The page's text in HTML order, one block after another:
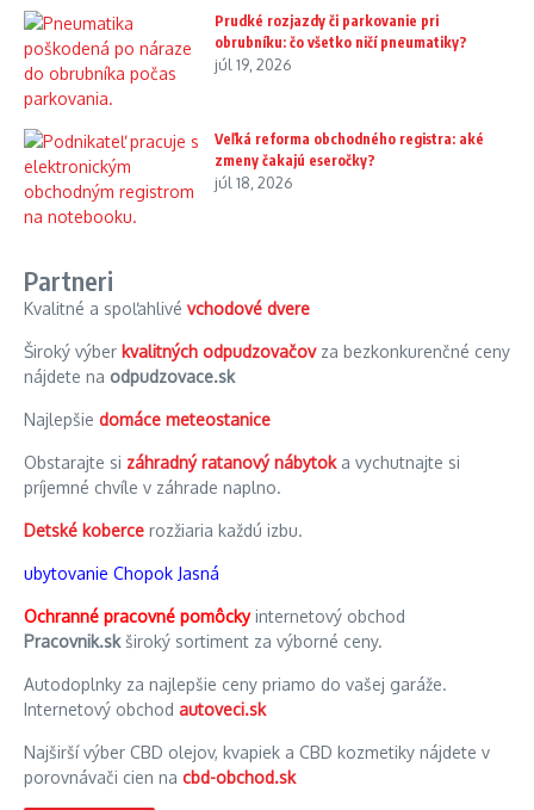
Prudké rozjazdy či parkovanie pri
obrubníku: čo všetko ničí pneumatiky?
júl 19, 2026
Veľká reforma obchodného registra: aké
zmeny čakajú eseročky?
júl 18, 2026
Partneri
Kvalitné a spoľahlivé vchodové dvere
Široký výber kvalitných odpudzovačovza bezkonkurenčné ceny
nájdete na odpudzovace.sk
Najlepšie domáce meteostanice
Obstarajte si záhradný ratanový nábytoka vychutnajte si
príjemné chvíle v záhrade naplno.
Detské koberce rozžiaria každú izbu.
ubytovanie Chopok Jasná
Ochranné pracovné pomôckyinternetový obchod
Pracovnik.skširoký sortiment za výborné ceny.
Autodoplnky za najlepšie ceny priamo do vašej garáže.
Internetový obchod autoveci.sk
Najširší výber CBD olejov, kvapiek a CBD kozmetiky nájdete v
porovnávači cien na cbd-obchod.sk